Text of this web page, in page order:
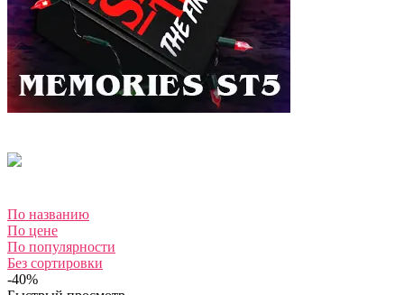
По названию
По цене
По популярности
Без сортировки
-40%